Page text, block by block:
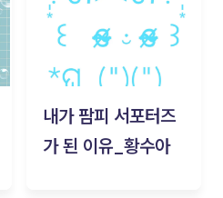
내가 팜피 서포터즈
가 된 이유_황수아